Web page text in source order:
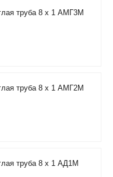
труба 8 х 1 АМГ3М
труба 8 х 1 АМГ2М
труба 8 х 1 АД1М